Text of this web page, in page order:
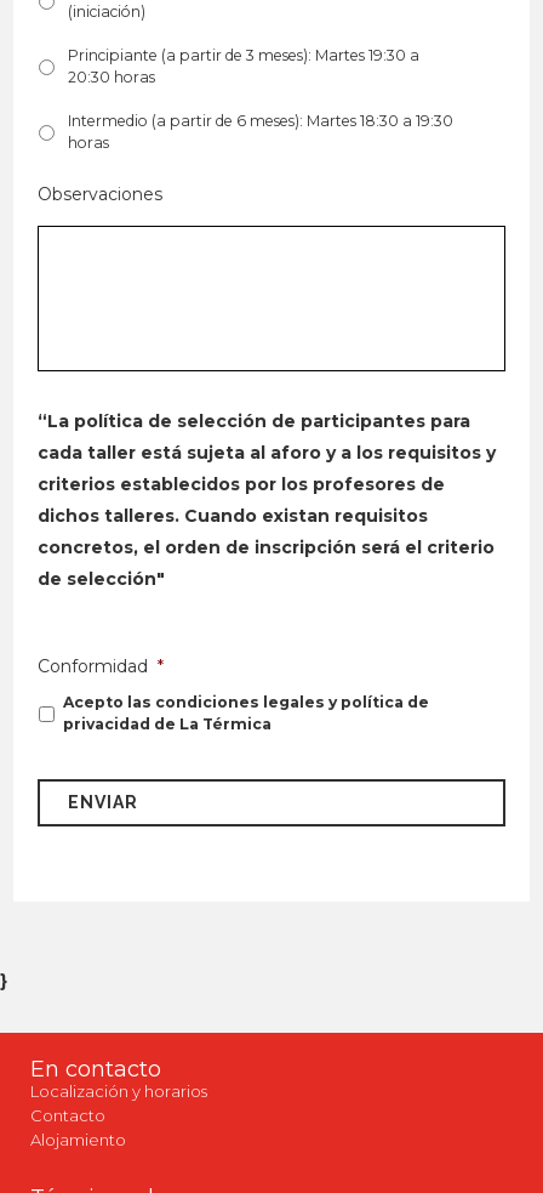
(iniciación)
Principiante (a partir de 3 meses): Martes 19:30 a
20:30 horas
Intermedio (a partir de 6 meses): Martes 18:30 a 19:30
horas
Observaciones
“La política de selección de participantes para
cada taller está sujeta al aforo y a los requisitos y
criterios establecidos por los profesores de
dichos talleres. Cuando existan requisitos
concretos, el orden de inscripción será el criterio
de selección"
Conformidad *
Acepto las condiciones legales y política de
privacidad de La Térmica
}
En contacto
Localización y horarios
Contacto
Alojamiento